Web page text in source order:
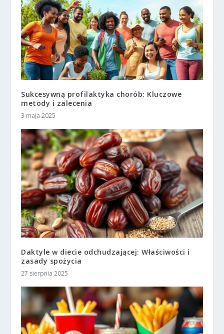
Sukcesywną profilaktyka chorób: Kluczowe
metody i zalecenia
3 maja 2025
Daktyle w diecie odchudzającej: Właściwości i
zasady spożycia
27 sierpnia 2025